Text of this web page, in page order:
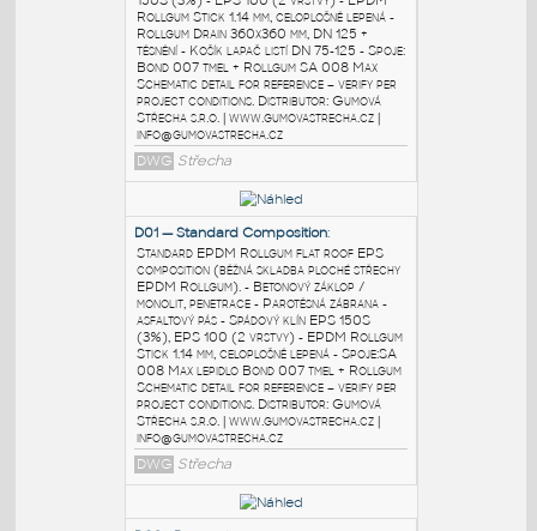
Max Schematic detail for reference – verify
per project conditions. Distributor: Gumová
Střecha s.r.o. | www.gumovastrecha.cz |
info@gumovastrecha.cz
DWG Střecha
D03 - Roof Drain:
Standard EPDM Rollgum roof drain detail
(střešní vpusť EPDM Rollgum). - Betonový
záklop / monolit, penetrace - Parotěsná
zábrana - asfaltový pás - Spádový klín EPS
150S (3%) - EPS 100 (2 vrstvy) - EPDM
Rollgum Stick 1.14 mm, celoplošně lepená -
Rollgum Drain 360x360 mm, DN 125 +
těsnění - Košík lapač listí DN 75-125 - Spoje:
Bond 007 tmel + Rollgum SA 008 Max
Schematic detail for reference – verify per
project conditions. Distributor: Gumová
Střecha s.r.o. | www.gumovastrecha.cz |
info@gumovastrecha.cz
DWG Střecha